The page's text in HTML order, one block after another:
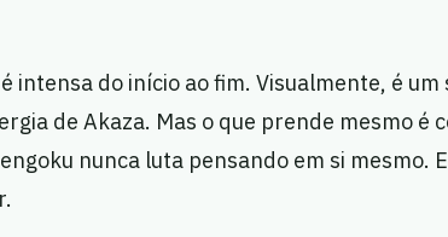
intensa do início ao fim. Visualmente, é um
de Akaza. Mas o que prende mesmo é
nunca luta pensando em si mesmo.